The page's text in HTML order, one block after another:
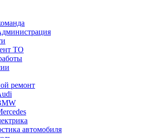
ТО
ремонт
автомобиля